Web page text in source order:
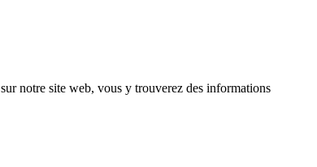
sur notre site web, vous y trouverez des informations